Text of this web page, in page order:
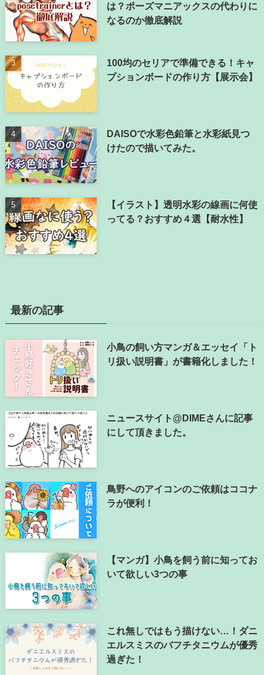
は？ポーズマニアックスの代わりに
なるのか徹底解説
100均のセリアで準備できる！キャ
プションボードの作り方【展示会】
DAISOで水彩色鉛筆と水彩紙見つ
けたので描いてみた。
【イラスト】透明水彩の線画に何使
ってる？おすすめ４選【耐水性】
最新の記事
小鳥の飼い方マンガ＆エッセイ「ト
リ扱い説明書」が書籍化しました！
ニュースサイト@DIMEさんに記事
にして頂きました。
鳥野へのアイコンのご依頼はココナ
ラが便利！
【マンガ】小鳥を飼う前に知ってお
いて欲しい3つの事
これ無しではもう描けない…！ダニ
エルスミスのバフチタニウムが優秀
過ぎた！